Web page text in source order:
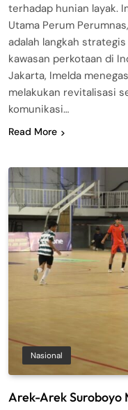
terhadap hunian layak.
Utama Perum
adalah langkah
kawasan perkotaan di
Jakarta, Imelda
melakukan revitalisasi
komunikasi…
Read More
Nasional
Arek-Arek Suroboyo